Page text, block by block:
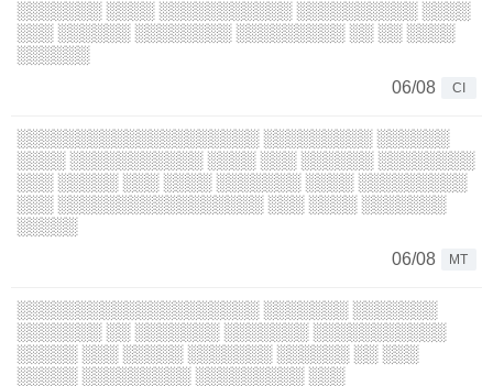
░░░░░░░ ░░░░ ░░░░░░░░░░░ ░░░░░░░░░░ ░░░░
░░░ ░░░░░░ ░░░░░░░░ ░░░░░░░░░ ░░ ░░ ░░░░
░░░░░░
06/08
CI
░░░░░░░░░░░░░░░░░░░░ ░░░░░░░░░ ░░░░░░
░░░░ ░░░░░░░░░░░ ░░░░ ░░░ ░░░░░░ ░░░░░░░░
░░░ ░░░░░ ░░░ ░░░░ ░░░░░░░ ░░░░ ░░░░░░░░░
░░░ ░░░░░░░░░░░░░░░░░ ░░░ ░░░░ ░░░░░░░
░░░░░
06/08
MT
░░░░░░░░░░░░░░░░░░░░ ░░░░░░░ ░░░░░░░
░░░░░░░ ░░ ░░░░░░░ ░░░░░░░ ░░░░░░░░░░░
░░░░░ ░░░ ░░░░░ ░░░░░░░ ░░░░░░ ░░ ░░░
░░░░░ ░░░░░░░░░ ░░░░░░░░░ ░░░